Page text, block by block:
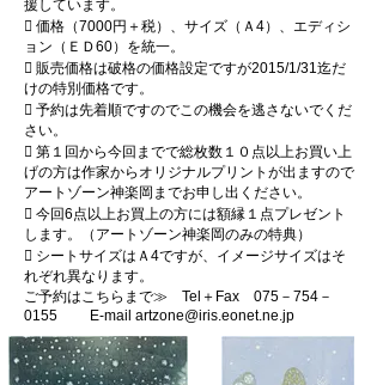
援しています。
 価格（7000円＋税）、サイズ（Ａ4）、エディシ
ョン（ＥＤ60）を統一。
 販売価格は破格の価格設定ですが2015/1/31迄だ
けの特別価格です。
 予約は先着順ですのでこの機会を逃さないでくだ
さい。
 第１回から今回までで総枚数１０点以上お買い上
げの方は作家からオリジナルプリントが出ますので
アートゾーン神楽岡までお申し出ください。
 今回6点以上お買上の方には額縁１点プレゼント
します。（アートゾーン神楽岡のみの特典）
 シートサイズはＡ4ですが、イメージサイズはそ
れぞれ異なります。
ご予約はこちらまで≫ Tel＋Fax 075－754－
0155 E-mail artzone@iris.eonet.ne.jp